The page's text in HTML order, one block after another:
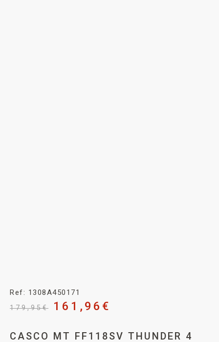
Ref: 1308A450171
179,95€ 161,96 €
CASCO MT FF118SV THUNDER 4